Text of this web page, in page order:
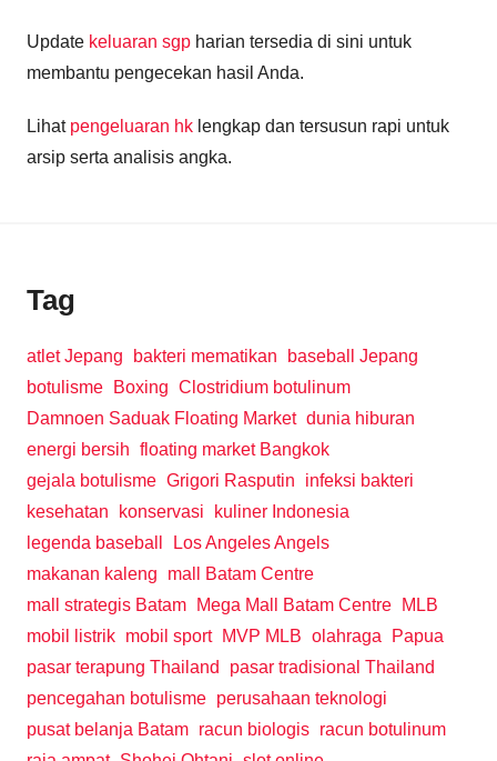
Update keluaran sgp harian tersedia di sini untuk
membantu pengecekan hasil Anda.
Lihat pengeluaran hk lengkap dan tersusun rapi untuk
arsip serta analisis angka.
Tag
atlet Jepang bakteri mematikan
baseball Jepang
botulisme
Boxing Clostridium botulinum
Damnoen Saduak Floating Market dunia hiburan
energi bersih floating market Bangkok
gejala botulisme Grigori Rasputin
infeksi bakteri
kesehatan
konservasi
kuliner Indonesia
legenda baseball
Los Angeles Angels
makanan kaleng
mall Batam Centre
mall strategis Batam
Mega Mall Batam Centre
MLB
mobil listrik mobil sport MVP MLB olahraga
Papua
pasar terapung Thailand
pasar tradisional Thailand
pencegahan botulisme perusahaan teknologi
pusat belanja Batam racun biologis racun botulinum